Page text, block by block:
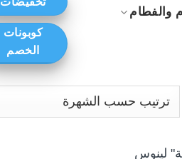
والفطام
كوبونات
الخصم